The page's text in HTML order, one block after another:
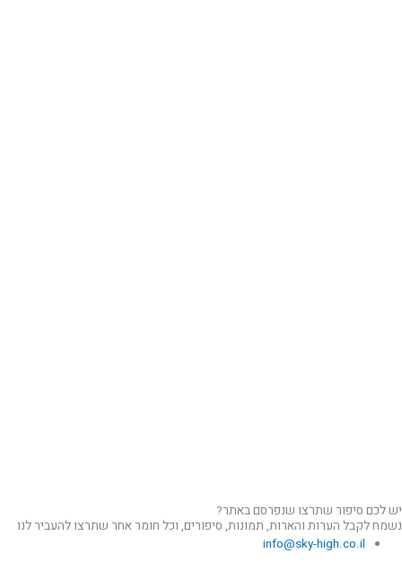
יש לכם סיפור שתרצו שנפרסם באתר?
נשמח לקבל הערות והארות, תמונות, סיפורים, וכל חומר אחר שתרצו להעביר לנו
info@sky-high.co.il